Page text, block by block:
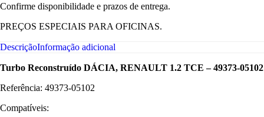
Confirme disponibilidade e prazos de entrega.
PREÇOS ESPECIAIS PARA OFICINAS.
DescriçãoInformação adicional
Turbo Reconstruído DÁCIA, RENAULT 1.2 TCE – 49373-05102
Referência: 49373-05102
Compatíveis: